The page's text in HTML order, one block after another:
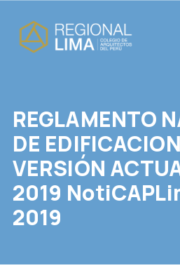
REGLAMENTO
DE
VERSIÓN
2019
2019